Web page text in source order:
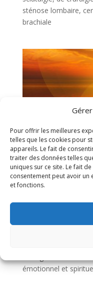
Pour offrir les meilleures
telles que les cookies pour
appareils. Le fait de
traiter des données telles
uniques sur ce site. Le fait
consentement peut avoir un
et fonctions.
sténose lombaire,
brachiale
Soins
Pour qui ? Pour
Soins Énergétiques :
pour qui et pourquoi
émotionnel et